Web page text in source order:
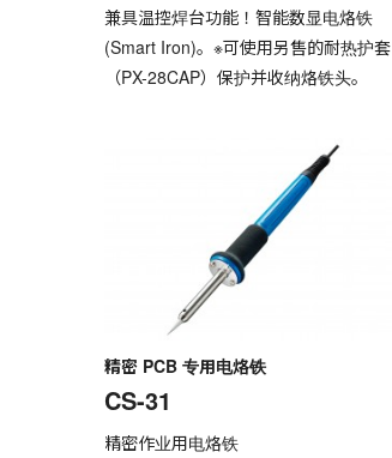
兼具温控焊台功能！智能数显电烙铁
(Smart Iron)。※可使用另售的耐热护套
（PX-28CAP）保护并收纳烙铁头。
精密 PCB 专用电烙铁
CS-31
精密作业用电烙铁